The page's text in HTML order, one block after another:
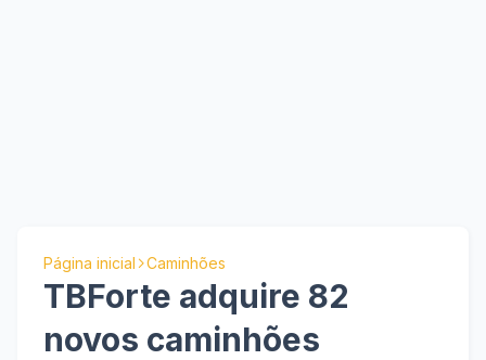
Página inicial Caminhões
TBForte adquire 82
novos caminhões